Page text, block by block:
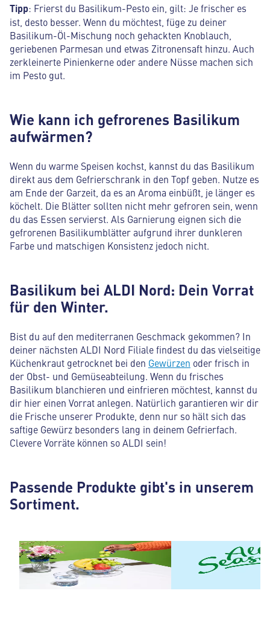
Tipp: Frierst du Basilikum-Pesto ein, gilt: Je frischer es
ist, desto besser. Wenn du möchtest, füge zu deiner
Basilikum-Öl-Mischung noch gehackten Knoblauch,
geriebenen Parmesan und etwas Zitronensaft hinzu. Auch
zerkleinerte Pinienkerne oder andere Nüsse machen sich
im Pesto gut.
Wie kann ich gefrorenes Basilikum
aufwärmen?
Wenn du warme Speisen kochst, kannst du das Basilikum
direkt aus dem Gefrierschrank in den Topf geben. Nutze es
am Ende der Garzeit, da es an Aroma einbüßt, je länger es
köchelt. Die Blätter sollten nicht mehr gefroren sein, wenn
du das Essen servierst. Als Garnierung eignen sich die
gefrorenen Basilikumblätter aufgrund ihrer dunkleren
Farbe und matschigen Konsistenz jedoch nicht.
Basilikum bei ALDI Nord: Dein Vorrat
für den Winter.
Bist du auf den mediterranen Geschmack gekommen? In
deiner nächsten ALDI Nord Filiale findest du das vielseitige
Küchenkraut getrocknet bei den Gewürzen oder frisch in
der Obst- und Gemüseabteilung. Wenn du frisches
Basilikum blanchieren und einfrieren möchtest, kannst du
dir hier einen Vorrat anlegen. Natürlich garantieren wir dir
die Frische unserer Produkte, denn nur so hält sich das
saftige Gewürz besonders lang in deinem Gefrierfach.
Clevere Vorräte können so ALDI sein!
Passende Produkte gibt's in unserem
Sortiment.